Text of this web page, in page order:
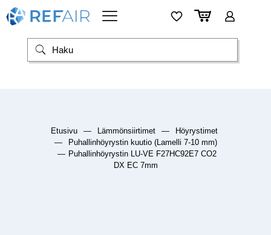
Etusivu — Lämmönsiirtimet —
Höyrystimet
—
Puhallinhöyrystin kuutio (Lamelli 7-10 mm)
— Puhallinhöyrystin LU-VE F27HC92E7 CO2
DX EC 7mm